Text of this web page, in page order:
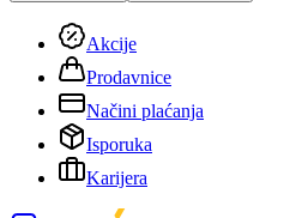
Akcije
Prodavnice
Načini plaćanja
Isporuka
Karijera